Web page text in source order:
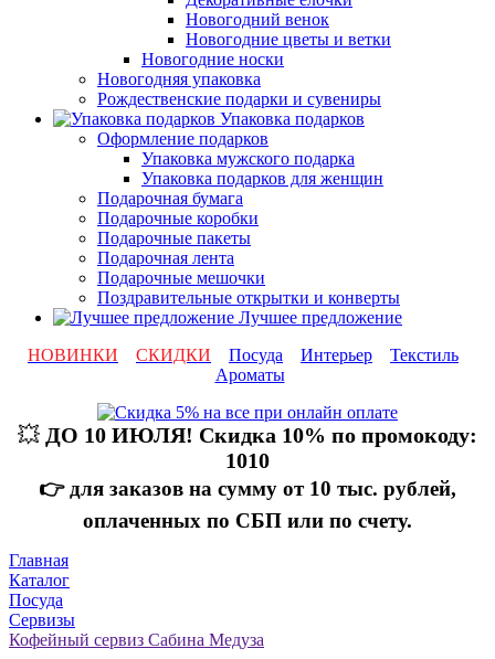
Новогодний венок
Новогодние цветы и ветки
Новогодние носки
Новогодняя упаковка
Рождественские подарки и сувениры
Упаковка подарков
Оформление подарков
Упаковка мужского подарка
Упаковка подарков для женщин
Подарочная бумага
Подарочные коробки
Подарочные пакеты
Подарочная лента
Подарочные мешочки
Поздравительные открытки и конверты
Лучшее предложение
НОВИНКИ
СКИДКИ Посуда Интерьер
Текстиль
Ароматы
💥 ДО 10 ИЮЛЯ! Скидка 10% по промокоду:
1010
👉 для заказов на сумму от 10 тыс. рублей,
оплаченных по СБП или по счету.
Главная
Каталог
Посуда
Сервизы
Кофейный сервиз Сабина Медуза